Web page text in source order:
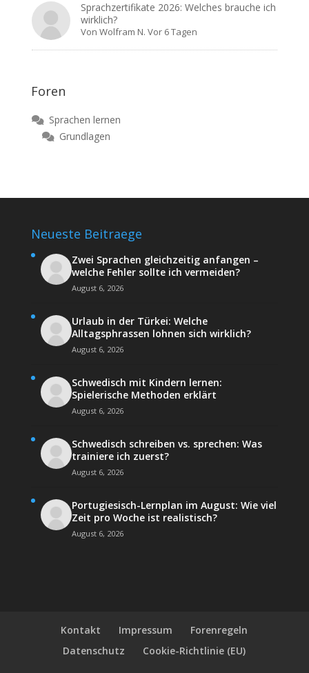
Sprachzertifikate 2026: Welches brauche ich
wirklich?
VonWolfram N. Vor 6 Tagen
Foren
Sprachen lernen
Grundlagen
Neueste Beitraege
Zwei Sprachen gleichzeitig anfangen –
welche Fehler sollte ich vermeiden?
August 6, 2026
Urlaub in der Türkei: Welche
Alltagsphrassen lohnen sich wirklich?
August 6, 2026
Schwedisch mit Kindern lernen:
Spielerische Methoden erklärt
August 6, 2026
Schwedisch schreiben vs. sprechen: Was
trainiere ich zuerst?
August 6, 2026
Portugiesisch-Lernplan im August: Wie viel
Zeit pro Woche ist realistisch?
August 6, 2026
Kontakt Impressum
Forenregeln
Datenschutz
Cookie-Richtlinie (EU)